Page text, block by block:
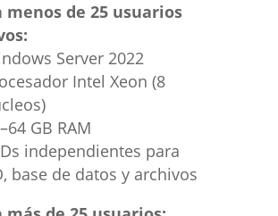
menos de 25 usuarios
Server 2022
Intel Xeon (8
GB RAM
independientes para
base de datos y archivos